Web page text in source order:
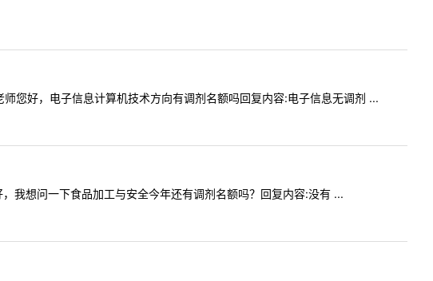
好，电子信息计算机技术方向有调剂名额吗回复内容:电子信息无调剂 ...
想问一下食品加工与安全今年还有调剂名额吗？回复内容:没有 ...